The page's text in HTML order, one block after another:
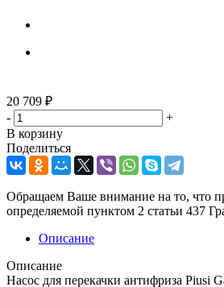
20 709 ₽
-
+
В корзину
Поделиться
Обращаем Ваше внимание на то, что
определяемой пунктом 2 статьи 437
Описание
Описание
Насос для перекачки антифриза Piusi